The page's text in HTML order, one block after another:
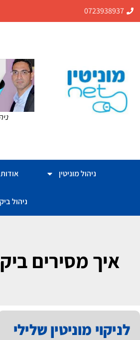
0723938937
ניהול מוניטין אודות
ניהול
איך מסירים
לניקוי מוניטין שלילי